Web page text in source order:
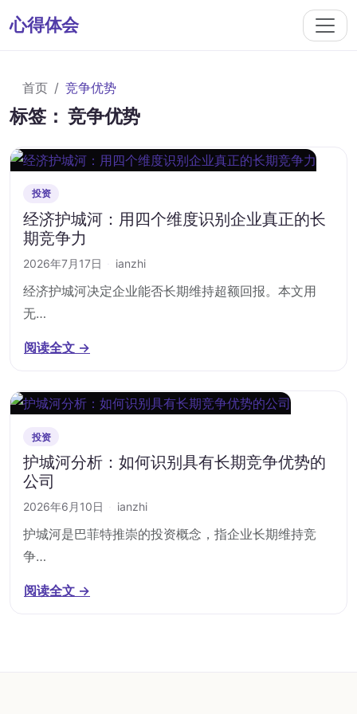
心得体会
首页 竞争优势
标签：竞争优势
投资
经济护城河：用四个维度识别企业真正的长
期竞争力
2026年7月17日 ianzhi
经济护城河决定企业能否长期维持超额回报。本文用
无…
阅读全文 →
投资
护城河分析：如何识别具有长期竞争优势的
公司
2026年6月10日 ianzhi
护城河是巴菲特推崇的投资概念，指企业长期维持竞
争…
阅读全文 →